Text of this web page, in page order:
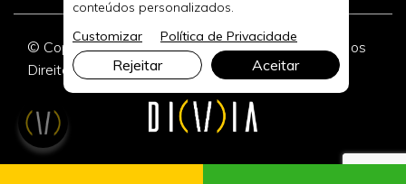
© Copyright 2026 DIVIA Marketing Digital. Todos os
Direitos Reservados.
conteúdos personalizados.
Customizar
Política de Privacidade
Rejeitar Aceitar